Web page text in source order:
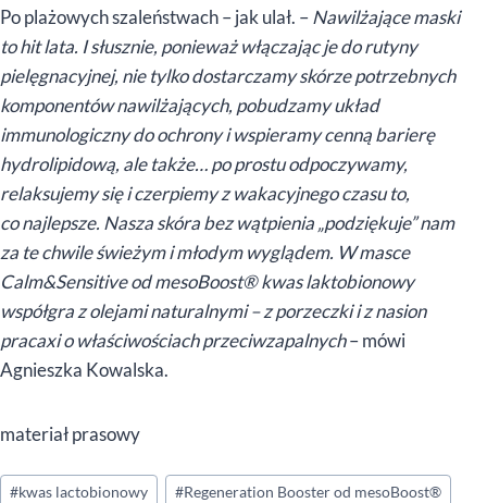
Po plażowych szaleństwach – jak ulał. –Nawilżające maski
to hit lata. I słusznie, ponieważ włączając je do rutyny
pielęgnacyjnej, nie tylko dostarczamy skórze potrzebnych
komponentów nawilżających, pobudzamy układ
immunologiczny do ochrony i wspieramy cenną barierę
hydrolipidową, ale także… po prostu odpoczywamy,
relaksujemy się i czerpiemy z wakacyjnego czasu to,
co najlepsze. Nasza skóra bez wątpienia „podziękuje” nam
za te chwile świeżym i młodym wyglądem. W masce
Calm&Sensitive od mesoBoost® kwas laktobionowy
współgra z olejami naturalnymi – z porzeczki i z nasion
pracaxi o właściwościach przeciwzapalnych– mówi
Agnieszka Kowalska.
materiał prasowy
Tagi
#kwas lactobionowy #Regeneration Booster od mesoBoost®